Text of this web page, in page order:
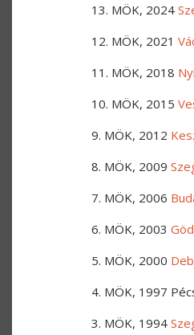
13. MÖK, 2024
12. MÖK, 2021
11. MÖK, 2018
10. MÖK, 2015
9. MÖK, 2012
8. MÖK, 2009
7. MÖK, 2006
6. MÖK, 2003
5. MÖK, 2000
4. MÖK, 1997
3. MÖK, 1994